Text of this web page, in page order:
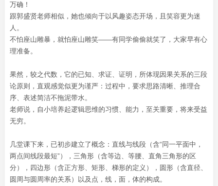
万确！
跟郭盛贤老师相似，她也倾向于以风趣姿态开场，且笑容更为迷
人。
不怕座山雕暴，就怕座山雕笑——有同学偷偷就笑了，大家早有心
理准备。
果然，较之代数，它的已知、求证、证明，所体现因果关系的三段
论原则，直观感觉似更为谨严：过程中，要求思路清晰、推理合
序、表述简洁不拖泥带水。
老师说，自小培养起逻辑思维的习惯、能力，至关重要，将来受益
无穷。
几堂课下来，已初步建立了概念：直线与线段（含“同一平面中，
两点间线段最短”），三角形（含等边、等腰、直角三角形的区
分），四边形（含正方形、矩形、梯形的定义），圆形（含直径、
圆周与圆周率的关系）以及点，线，面，体的构成。